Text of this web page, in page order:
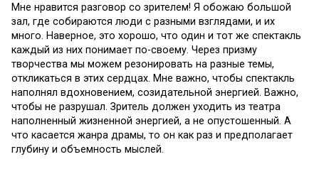
Мне нравится разговор со зрителем! Я обожаю большой
зал, где собираются люди с разными взглядами, и их
много. Наверное, это хорошо, что один и тот же спектакль
каждый из них понимает по-своему. Через призму
творчества мы можем резонировать на разные темы,
откликаться в этих сердцах. Мне важно, чтобы спектакль
наполнял вдохновением, созидательной энергией. Важно,
чтобы не разрушал. Зритель должен уходить из театра
наполненный жизненной энергией, а не опустошенный. А
что касается жанра драмы, то он как раз и предполагает
глубину и объемность мыслей.